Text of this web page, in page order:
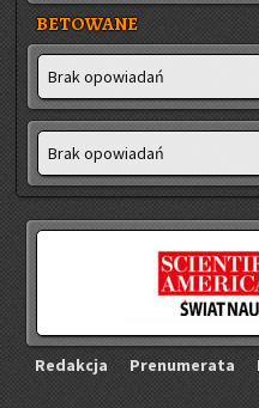
BETOWANE
Brak opo­wia­dań
Brak opo­wia­dań
Re­dak­cja Pre­nu­me­ra­ta